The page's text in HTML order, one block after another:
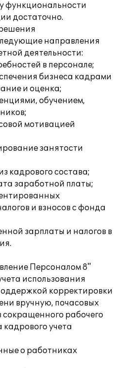
функциональности
достаточно.
направления
деятельности:
в персонале;
бизнеса кадрами
и оценка;
обучением,
мотивацией
занятости
кадрового состава;
заработной платы;
и взносов с фонда
зарплаты и налогов в
Персоналом 8"
использования
корректировки
вручную, почасовых
рабочего
учета
о работниках